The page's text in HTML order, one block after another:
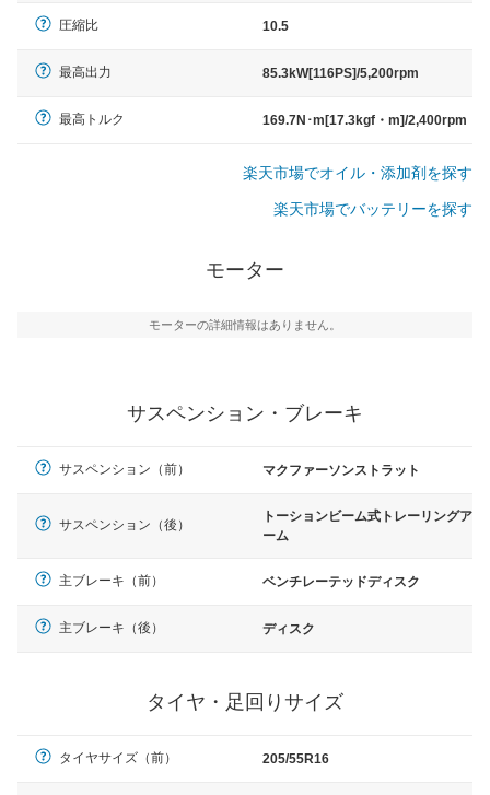
圧縮比 10.5
最高出力 85.3kW[116PS]/5,200rpm
最高トルク 169.7N･m[17.3kgf・m]/2,400rpm
楽天市場でオイル・添加剤を探す
楽天市場でバッテリーを探す
モーター
モーターの詳細情報はありません。
サスペンション・ブレーキ
サスペンション（前） マクファーソンストラット
サスペンション（後）
トーションビーム式トレーリングア
ーム
主ブレーキ（前） ベンチレーテッドディスク
主ブレーキ（後） ディスク
タイヤ・足回りサイズ
タイヤサイズ（前） 205/55R16